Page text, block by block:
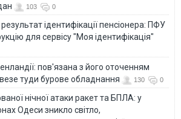
103 0
ідентифікації пенсіонера: ПФУ
для сервісу "Моя ідентифікація"
пов'язана з його оточенням
туди бурове обладнання
130 0
нічної атаки ракет та БПЛА: у
Одеси зникло світло,